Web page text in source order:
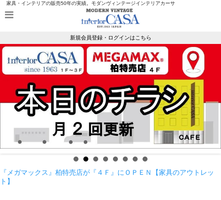
家具・インテリアの販売50年の実績。モダンヴィンテージインテリアカーサ
新規会員登録・ログインはこちら
『メガマックス』柏特売店が『４Ｆ』にＯＰＥＮ【家具のアウトレッ
ト】